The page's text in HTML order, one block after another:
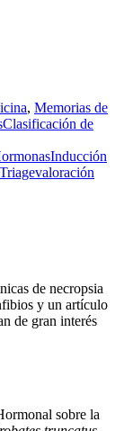
, Memorias de
Clasificación de
Inducción
Triagevaloración
de necropsia
y un artículo
de gran interés
sobre la